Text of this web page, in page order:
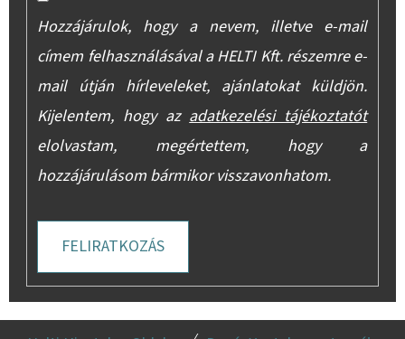
Hozzájárulok, hogy a nevem, illetve e-mail
címem felhasználásával a HELTI Kft. részemre e-
mail útján hírleveleket, ajánlatokat küldjön.
Kijelentem, hogy azadatkezelési tájékoztatót
elolvastam, megértettem, hogy a
hozzájárulásom bármikor visszavonhatom.
FELIRATKOZÁS